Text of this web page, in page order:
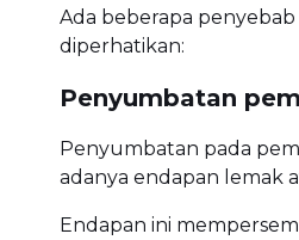
Ada beberapa
diperhatikan:
Penyumbatan
Penyumbatan pada
adanya endapan lemak
Endapan ini